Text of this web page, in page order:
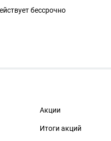
бессрочно
Акции
Итоги акций